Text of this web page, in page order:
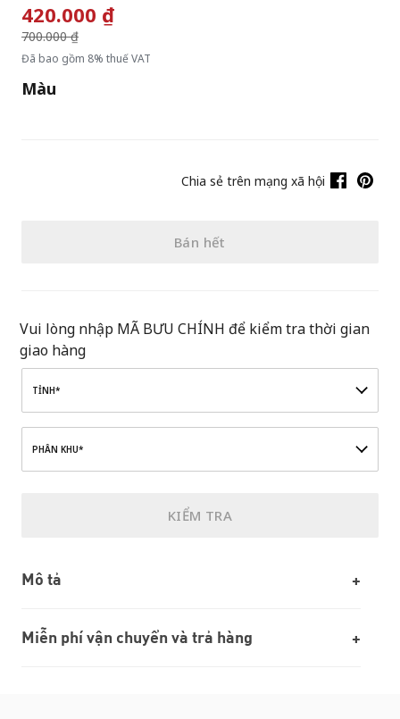
420.000 ₫Giá giảm từ
700.000 ₫
đến
Đã bao gồm 8% thuế VAT
Màu
Chia sẻ trên mạng xã hội
Bán hết
Vui lòng nhập MÃ BƯU CHÍNH để kiểm tra thời gian
giao hàng
TỈNH*
PHÂN KHU*
KIỂM TRA
Mô tả
Miễn phí vận chuyển và trả hàng